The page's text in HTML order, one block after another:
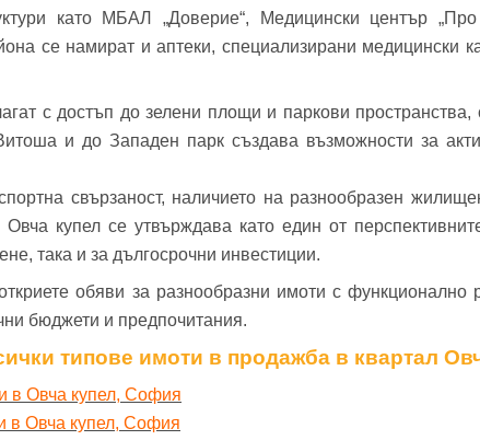
като МБАЛ „Доверие“, Медицински център
се намират и аптеки, специализирани медицински
с достъп до зелени площи и паркови пространства,
и до Западен парк създава възможности за
свързаност, наличието на разнообразен
Овча купел се утвърждава като един от
така и за дългосрочни инвестиции.
обяви за разнообразни имоти с функционално
бюджети и предпочитания.
типове имоти в продажба в квартал
в Овча купел, София
в Овча купел, София